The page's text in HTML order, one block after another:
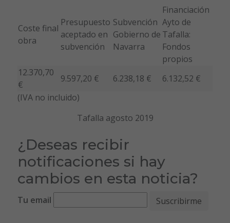
Coste final
obra
Presupuesto
aceptado en
subvención
Subvención
Gobierno de
Navarra
Financiación
Ayto de
Tafalla:
Fondos
propios
12.370,70
€
9.597,20 € 6.238,18 €
6.132,52 €
(IVA no incluido)
Tafalla agosto 2019
¿Deseas recibir
notificaciones si hay
cambios en esta noticia?
Tu email